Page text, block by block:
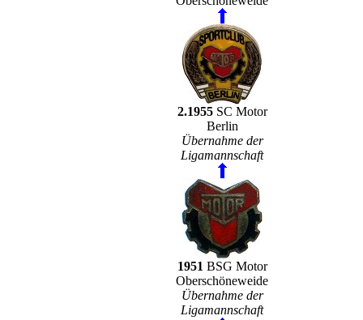
2.1955SC Motor
Berlin
Übernahme der
Ligamannschaft
1951 BSG Motor
Oberschöneweide
Übernahme der
Ligamannschaft